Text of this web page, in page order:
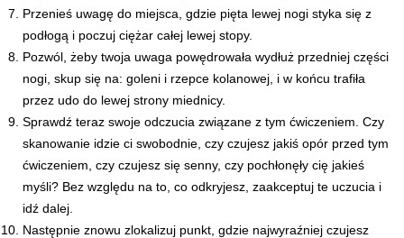
Przenieś uwagę do miejsca, gdzie pięta lewej nogi styka się z
podłogą i poczuj ciężar całej lewej stopy.
Pozwól, żeby twoja uwaga powędrowała wydłuż przedniej części
nogi, skup się na: goleni i rzepce kolanowej, i w końcu trafiła
przez udo do lewej strony miednicy.
Sprawdź teraz swoje odczucia związane z tym ćwiczeniem. Czy
skanowanie idzie ci swobodnie, czy czujesz jakiś opór przed tym
ćwiczeniem, czy czujesz się senny, czy pochłonęły cię jakieś
myśli? Bez względu na to, co odkryjesz, zaakceptuj te uczucia i
idź dalej.
Następnie znowu zlokalizuj punkt, gdzie najwyraźniej czujesz